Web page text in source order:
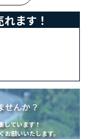
ます！
せんか？
しています！
願いいたします。